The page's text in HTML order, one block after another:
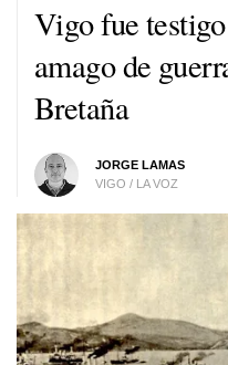
Vigo fue
amago de
Bretaña
JORGE LAMAS
VIGO / LA VOZ